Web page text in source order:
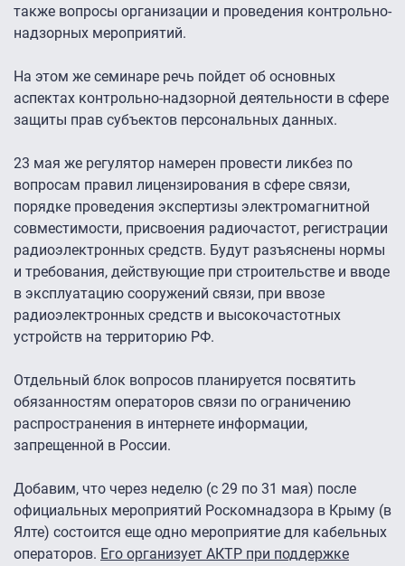
также вопросы организации и проведения контрольно-
надзорных мероприятий.
На этом же семинаре речь пойдет об основных
аспектах контрольно-надзорной деятельности в сфере
защиты прав субъектов персональных данных.
23 мая же регулятор намерен провести ликбез по
вопросам правил лицензирования в сфере связи,
порядке проведения экспертизы электромагнитной
совместимости, присвоения радиочастот, регистрации
радиоэлектронных средств. Будут разъяснены нормы
и требования, действующие при строительстве и вводе
в эксплуатацию сооружений связи, при ввозе
радиоэлектронных средств и высокочастотных
устройств на территорию РФ.
Отдельный блок вопросов планируется посвятить
обязанностям операторов связи по ограничению
распространения в интернете информации,
запрещенной в России.
Добавим, что через неделю (с 29 по 31 мая) после
официальных мероприятий Роскомнадзора в Крыму (в
Ялте) состоится еще одно мероприятие для кабельных
операторов. Его организует АКТР при поддержке